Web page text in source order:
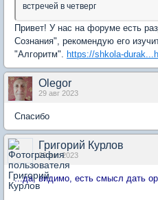
встречей в четверг
Привет! У нас на форуме есть
Сознания", рекомендую его
"Алгоритм".
https://shkola-
Olegor
29 авг 2023
Спасибо
Григорий Курлов
29 авг 2023
...да, видимо, есть смысл дать